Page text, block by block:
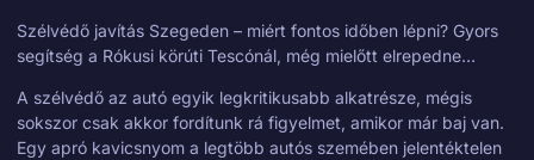
Szélvédő javítás Szegeden – miért fontos időben lépni? Gyors
segítség a Rókusi körúti Tescónál, még mielőtt elrepedne…
A szélvédő az autó egyik legkritikusabb alkatrésze, mégis
sokszor csak akkor fordítunk rá figyelmet, amikor már baj van.
Egy apró kavicsnyom a legtöbb autós szemében jelentéktelen